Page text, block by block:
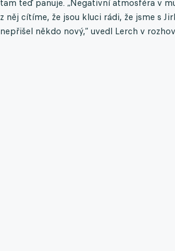
tam teď panuje. „Negativní atmosféra v
z něj cítíme, že jsou kluci rádi, že jsme s
nepřišel někdo nový,“ uvedl Lerch v